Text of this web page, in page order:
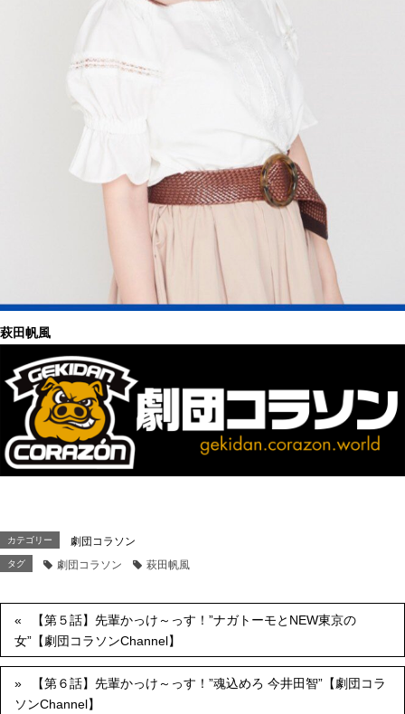
萩田帆風
カテゴリー 劇団コラソン
タグ 劇団コラソン 萩田帆風
【第５話】先輩かっけ～っす！”ナガトーモとNEW東京の
女”【劇団コラソンChannel】
【第６話】先輩かっけ～っす！”魂込めろ 今井田智”【劇団コラ
ソンChannel】